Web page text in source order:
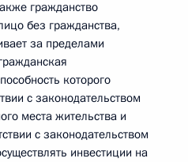
гражданство
без гражданства,
за пределами
которого
с законодательством
места жительства и
с законодательством
инвестиции на